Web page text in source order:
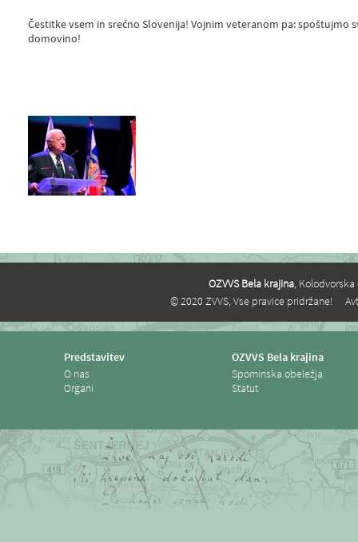
Čestitke vsem in srečno Slovenija! Vojnim veteranom pa: spoštujmo
domovino!
OZVVS Bela krajina,
© 2020 ZVVS, Vse pravice pridržane!
Predstavitev
O nas
Organi
OZVVS Bela krajina
Spominska obeležja
Statut